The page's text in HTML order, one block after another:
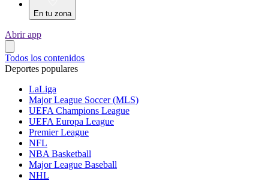
En tu zona
Abrir app
Todos los contenidos
Deportes populares
LaLiga
Major League Soccer (MLS)
UEFA Champions League
UEFA Europa League
Premier League
NFL
NBA Basketball
Major League Baseball
NHL